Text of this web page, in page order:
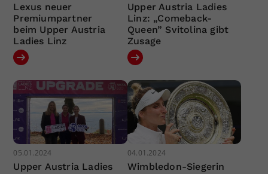
Lexus neuer
Premiumpartner
beim Upper Austria
Ladies Linz
Upper Austria Ladies
Linz: „Comeback-
Queen” Svitolina gibt
Zusage
05.01.2024
Upper Austria Ladies
04.01.2024
Wimbledon-Siegerin